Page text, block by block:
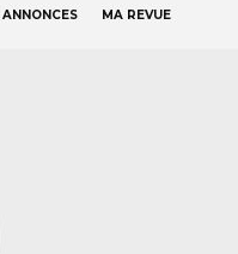
ANNONCES MA REVUE